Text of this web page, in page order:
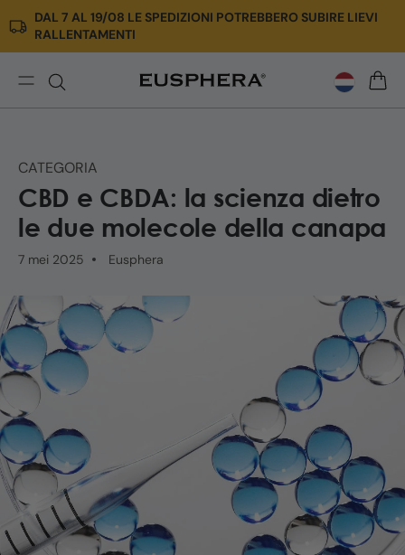
Meteen
naar de
content
DAL 7 AL 19/08 LE SPEDIZIONI POTREBBERO SUBIRE LIEVI
RALLENTAMENTI
struttura
chimica
ed
effetti
CATEGORIA
CBD e CBDA: la scienza dietro
le due molecole della canapa
7 mei 2025 Eusphera